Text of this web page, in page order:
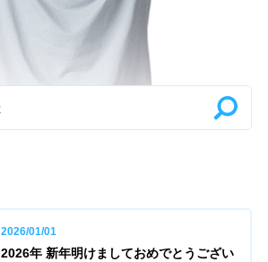
2026/01/01
2026年 新年明けましておめでとうござい